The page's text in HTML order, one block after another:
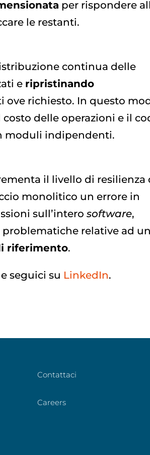
per rispondere
le restanti.
continua delle
e ripristinando
ove richiesto. In questo
delle operazioni e il
moduli indipendenti.
il livello di resilienza
monolitico un errore in
sull’interosoftware,
relative ad
riferimento.
e seguici su LinkedIn.
Contattaci
Careers